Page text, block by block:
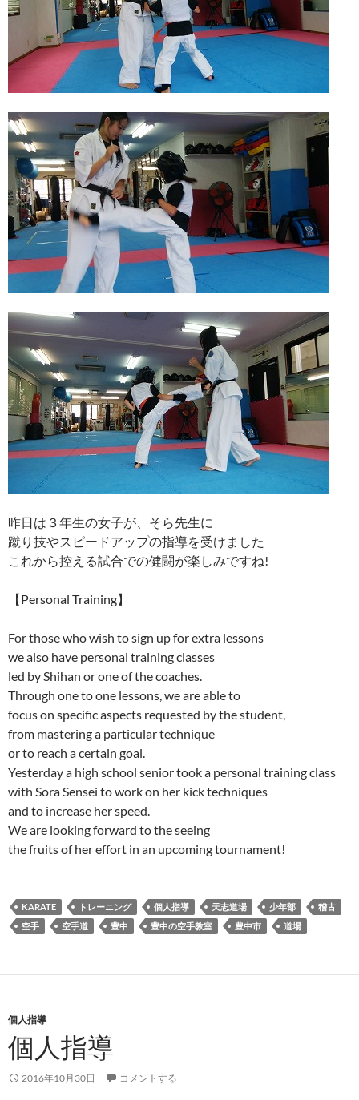
昨日は３年生の女子が、そら先生に
蹴り技やスピードアップの指導を受けました
これから控える試合での健闘が楽しみですね!
【Personal Training】
For those who wish to sign up for extra lessons
we also have personal training classes
led by Shihan or one of the coaches.
Through one to one lessons, we are able to
focus on specific aspects requested by the student,
from mastering a particular technique
or to reach a certain goal.
Yesterday a high school senior took a personal training class
with Sora Sensei to work on her kick techniques
and to increase her speed.
We are looking forward to the seeing
the fruits of her effort in an upcoming tournament!
KARATE トレーニング 個人指導 天志道場 少年部
稽古
空手
空手道 豊中 豊中の空手教室 豊中市 道場
個人指導
個人指導
2016年10月30日 コメントする